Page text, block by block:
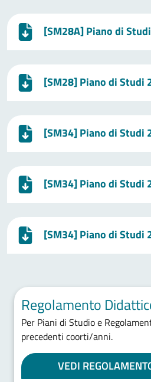
[SM28A] Piano di
[SM28] Piano di Studi
[SM34] Piano di Studi
[SM34] Piano di Studi
[SM34] Piano di Studi
Regolamento
Per Piani di Studio e
precedenti coorti/anni.
VEDI